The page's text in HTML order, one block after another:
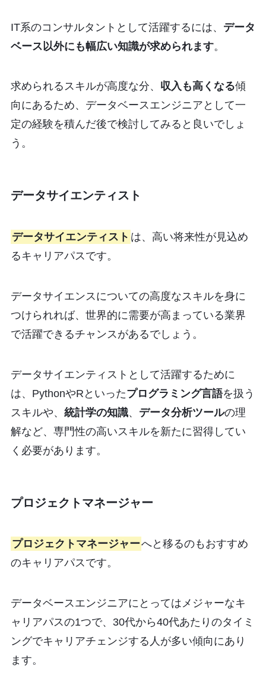
IT系のコンサルタントとして活躍するには、 データ
ベース以外にも幅広い知識が求められます。
求められるスキルが高度な分、 収入も高くなる傾
向にあるため、データベースエンジニアとして一
定の経験を積んだ後で検討してみると良いでしょ
う。
データサイエンティスト
データサイエンティスト は、高い将来性が見込め
るキャリアパスです。
データサイエンスについての高度なスキルを身に
つけられれば、世界的に需要が高まっている業界
で活躍できるチャンスがあるでしょう。
データサイエンティストとして活躍するために
は、PythonやRといったプログラミング言語を扱う
スキルや、 統計学の知識、 データ分析ツールの理
解など、専門性の高いスキルを新たに習得してい
く必要があります。
プロジェクトマネージャー
プロジェクトマネージャーへと移るのもおすすめ
のキャリアパスです。
データベースエンジニアにとってはメジャーなキ
ャリアパスの1つで、30代から40代あたりのタイミ
ングでキャリアチェンジする人が多い傾向にあり
ます。